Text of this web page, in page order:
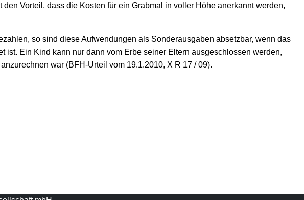
Vorteil, dass die Kosten für ein Grabmal in voller Höhe anerkannt werden,
so sind diese Aufwendungen als Sonderausgaben absetzbar, wenn das
Ein Kind kann nur dann vom Erbe seiner Eltern ausgeschlossen werden,
war (BFH-Urteil vom 19.1.2010, X R 17 / 09).